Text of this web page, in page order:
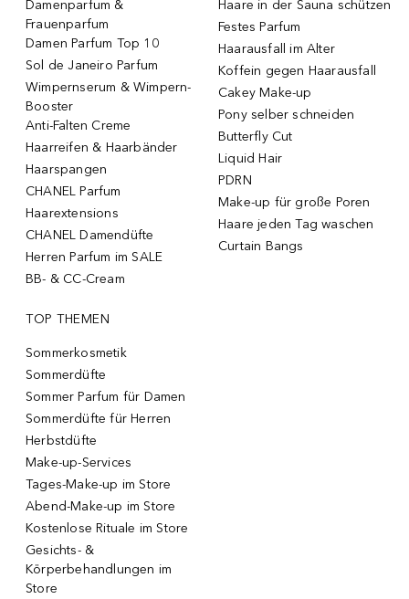
Damenparfum &
Frauenparfum
Damen Parfum Top 10
Sol de Janeiro Parfum
Wimpernserum & Wimpern-
Booster
Anti-Falten Creme
Haarreifen & Haarbänder
Haarspangen
CHANEL Parfum
Haarextensions
CHANEL Damendüfte
Herren Parfum im SALE
BB- & CC-Cream
Haare in der Sauna schützen
Festes Parfum
Haarausfall im Alter
Koffein gegen Haarausfall
Cakey Make-up
Pony selber schneiden
Butterfly Cut
Liquid Hair
PDRN
Make-up für große Poren
Haare jeden Tag waschen
Curtain Bangs
TOP THEMEN
Sommerkosmetik
Sommerdüfte
Sommer Parfum für Damen
Sommerdüfte für Herren
Herbstdüfte
Make-up-Services
Tages-Make-up im Store
Abend-Make-up im Store
Kostenlose Rituale im Store
Gesichts- &
Körperbehandlungen im
Store